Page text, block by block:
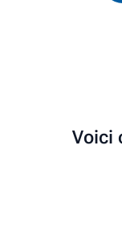
Voici